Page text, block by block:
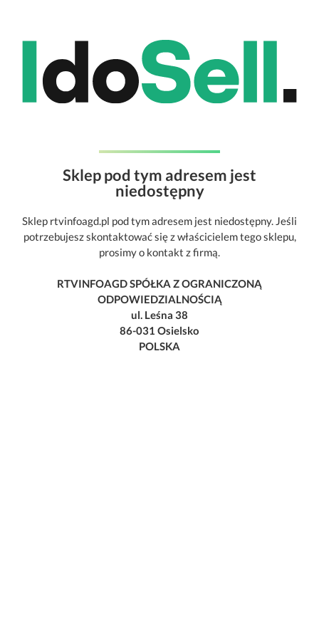
Sklep pod tym adresem jest
niedostępny
Sklep rtvinfoagd.pl pod tym adresem jest niedostępny. Jeśli
potrzebujesz skontaktować się z właścicielem tego sklepu,
prosimy o kontakt z firmą.
RTVINFOAGD SPÓŁKA Z OGRANICZONĄ
ODPOWIEDZIALNOŚCIĄ
ul. Leśna 38
86-031 Osielsko
POLSKA